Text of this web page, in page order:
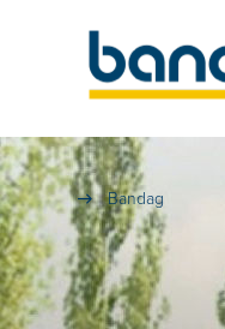
Bandag